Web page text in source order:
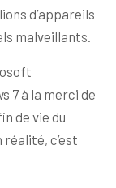
d’appareils
malveillants.
7 à la merci de
de vie du
c’est